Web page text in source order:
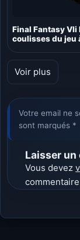
Final Fantasy VIi
coulisses du jeu
Voir plus
Votre email ne
sont marqués *
Laisser
Vous devez